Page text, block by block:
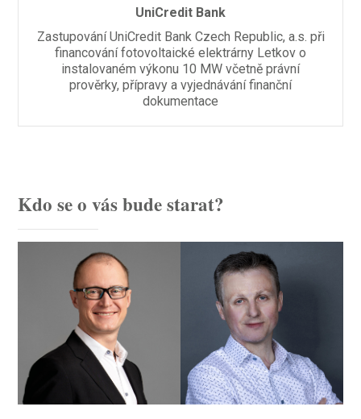
UniCredit Bank
Zastupování UniCredit Bank Czech Republic, a.s. při
financování fotovoltaické elektrárny Letkov o
instalovaném výkonu 10 MW včetně právní
prověrky, přípravy a vyjednávání finanční
dokumentace
Kdo se o vás bude starat?